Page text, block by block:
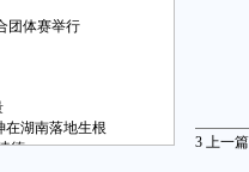
团体赛举行
在湖南落地生根
德
3 上一篇